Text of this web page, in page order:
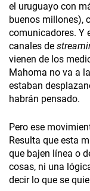
el uruguayo con
buenos millones),
comunicadores. Y
canales de
vienen de los
Mahoma no va a
estaban
habrán pensado.
Pero ese
Resulta que esta
que bajen línea o
cosas, ni una
decir lo que se